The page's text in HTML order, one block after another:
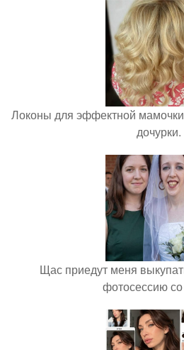
Локоны для эффектной
дочурки.
Щас приедут меня
фотосессию